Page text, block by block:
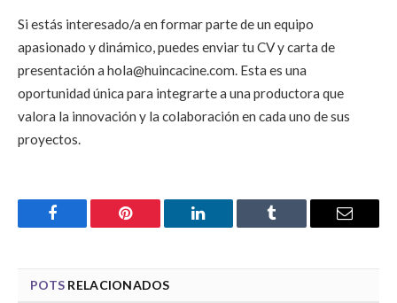
Si estás interesado/a en formar parte de un equipo
apasionado y dinámico, puedes enviar tu CV y carta de
presentación a hola@huincacine.com. Esta es una
oportunidad única para integrarte a una productora que
valora la innovación y la colaboración en cada uno de sus
proyectos.
Facebook Pinterest LinkedIn Tumblr Email
POTS RELACIONADOS